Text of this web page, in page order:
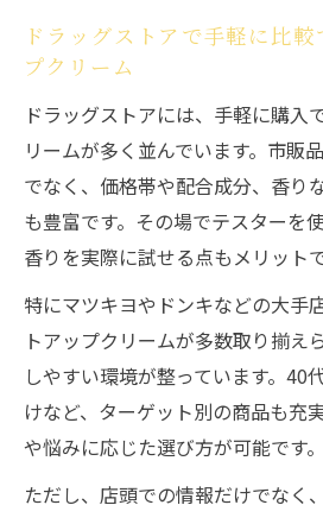
バストアップクリーム
選び方
市販バストアップクリー
ントとは
失敗しないバストアッ
法
ドラッグストアで迷わな
バストアップクリーム
い方
年齢を問わず美バストへ導
バストアップクリームで
を保つ方法
ドラッグストアで手軽に比較
プクリーム
ドラッグストアには、手軽に購入
リームが多く並んでいます。市販
でなく、価格帯や配合成分、香り
も豊富です。その場でテスターを
香りを実際に試せる点もメリットで
特にマツキヨやドンキなどの大手
トアップクリームが多数取り揃え
しやすい環境が整っています。40
けなど、ターゲット別の商品も充
や悩みに応じた選び方が可能です。
ただし、店頭での情報だけでなく